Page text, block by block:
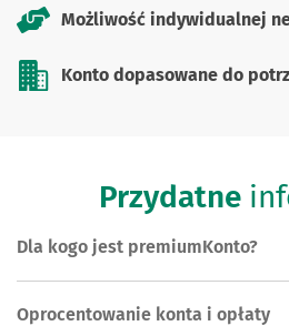
Możliwość indywidualnej
Konto dopasowane do
Przydatne
Dla kogo jest premiumKonto?
Oprocentowanie konta i opłaty